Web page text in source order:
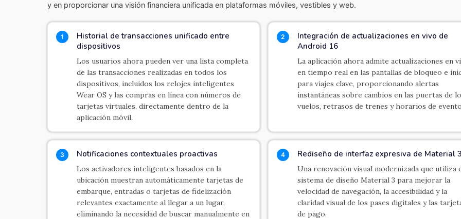
y en proporcionar una visión financiera unificada en plataformas móviles, vestibles y web.
1
Historial de transacciones unificado entre
dispositivos
Los usuarios ahora pueden ver una lista completa
de las transacciones realizadas en todos los
dispositivos, incluidos los relojes inteligentes
Wear OS y las compras en línea con números de
tarjetas virtuales, directamente dentro de la
aplicación móvil.
2
Integración de actualizaciones en vivo de
Android 16
La aplicación ahora admite actualizaciones en
en tiempo real en las pantallas de bloqueo e
para viajes clave, proporcionando alertas
instantáneas sobre cambios en las puertas de
vuelos, retrasos de trenes y horarios de
3 Notificaciones contextuales proactivas
Los activadores inteligentes basados en la
ubicación muestran automáticamente tarjetas de
embarque, entradas o tarjetas de fidelización
relevantes exactamente al llegar a un lugar,
eliminando la necesidad de buscar manualmente en
4 Rediseño de interfaz expresiva de Material 3
Una renovación visual modernizada que utiliza
sistema de diseño Material 3 para mejorar la
velocidad de navegación, la accesibilidad y la
claridad visual de los pases digitales y las
de pago.